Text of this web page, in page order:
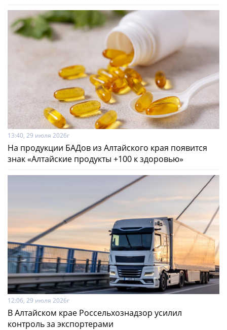
13:40, 29 июля 2026г
На продукции БАДов из Алтайского края появится
знак «Алтайские продукты +100 к здоровью»
12:06, 29 июля 2026г
В Алтайском крае Россельхознадзор усилил
контроль за экспортерами